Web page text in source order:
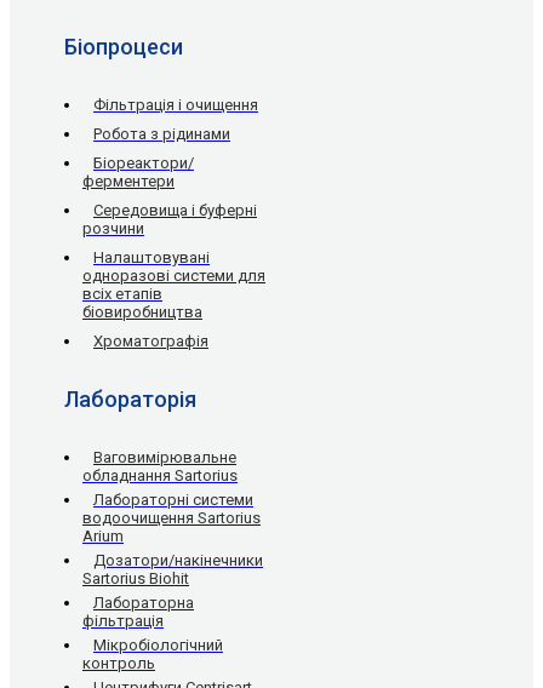
Біопроцеси
Фільтрація і очищення
Робота з рідинами
Біореактори/
ферментери
Середовища і буферні
розчини
Налаштовувані
одноразові системи для
всіх етапів
біовиробництва
Хроматографія
Лабораторія
Ваговимірювальне
обладнання Sartorius
Лабораторні системи
водоочищення Sartorius
Arium
Дозатори/накінечники
Sartorius Biohit
Лабораторна
фільтрація
Мікробіологічний
контроль